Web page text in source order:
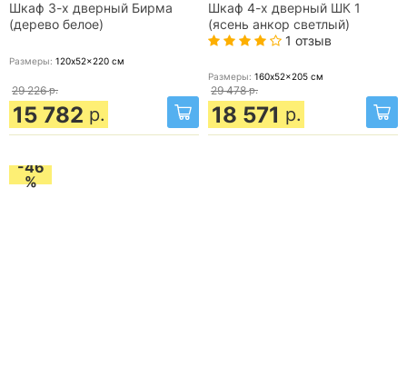
Шкаф 3-х дверный Бирма
(дерево белое)
Размеры: 120x52x220 см
29 226 р.
15 782 р.
Шкаф 4-х дверный ШК 1
(ясень анкор светлый)
1 отзыв
Размеры: 160x52x205 см
29 478 р.
18 571 р.
-46
%